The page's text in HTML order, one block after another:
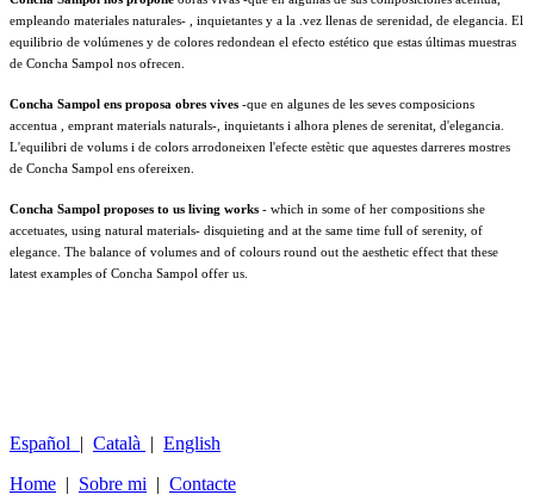
empleando materiales naturales- , inquietantes y a la .vez llenas de serenidad, de elegancia. El
equilibrio de volúmenes y de colores redondean el efecto estético que estas últimas muestras
de Concha Sampol nos ofrecen.
Concha Sampol ens proposa obres vives -que en algunes de les seves composicions
accentua , emprant materials naturals-, inquietants i alhora plenes de serenitat, d'elegancia.
L'equilibri de volums i de colors arrodoneixen l'efecte estètic que aquestes darreres mostres
de Concha Sampol ens ofereixen.
Concha Sampol proposes to us living works - which in some of her compositions she
accetuates, using natural materials- disquieting and at the same time full of serenity, of
elegance. The balance of volumes and of colours round out the aesthetic effect that these
latest examples of Concha Sampol offer us.
Español | Català | English
Home | Sobre mi | Contacte